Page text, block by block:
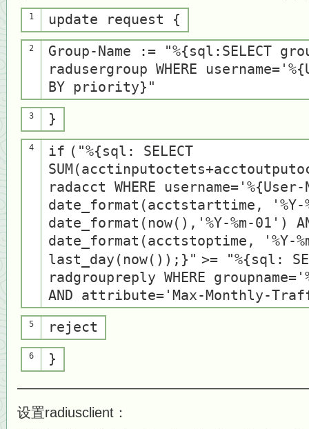
1 update request {
2 Group-Name :=
"%{sql:SELECT
radusergroup WHERE
BY priority}"
3 }
4 if ( "%{sql: SELECT
radacct WHERE username='%{User-
date_format(acctstarttime, '%Y-
date_format(now(),'%Y-%m-01')
date_format(acctstoptime, '%Y-
last_day(now());}" >=
"%{sql:
radgroupreply WHERE
AND attribute='Max-Monthly-
5 reject
6 }
设置radiusclient：